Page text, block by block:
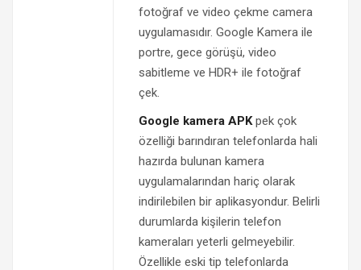
fotoğraf ve video çekme camera
uygulamasıdır. Google Kamera ile
portre, gece görüşü, video
sabitleme ve HDR+ ile fotoğraf
çek.
Google kamera APKpek çok
özelliği barındıran telefonlarda hali
hazırda bulunan kamera
uygulamalarından hariç olarak
indirilebilen bir aplikasyondur. Belirli
durumlarda kişilerin telefon
kameraları yeterli gelmeyebilir.
Özellikle eski tip telefonlarda